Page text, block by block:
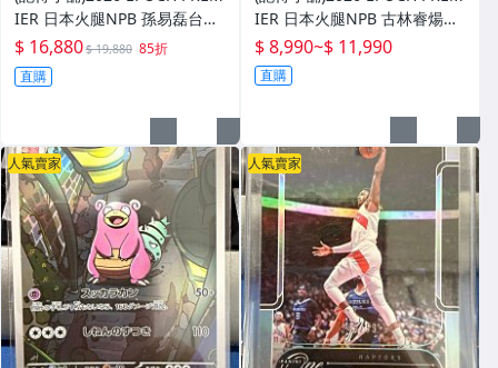
IER 日本火腿NPB 孫易磊台灣
火球男 親筆卡面簽名卡限量29
張 台灣現貨如圖
$ 16,880$ 19,880 85折
直購
IER 日本火腿NPB 古林睿煬台
灣金孫 親筆卡面簽名卡 限量3
0張尾號=1of1 台灣現貨如圖
$ 8,990~$ 11,990
直購
人氣賣家 人氣賣家